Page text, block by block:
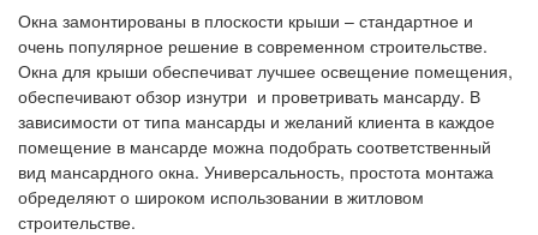
Окна замонтированы в плоскости крыши – стандартное и
очень популярное решение в современном строительстве.
Окна для крыши обеспечиват лучшее освещение помещения,
обеспечивают обзор изнутри и проветривать мансарду. В
зависимости от типа мансарды и желаний клиента в каждое
помещение в мансарде можна подобрать соответственный
вид мансардного окна. Универсальность, простота монтажа
обределяют о широком использовании в житловом
строительстве.